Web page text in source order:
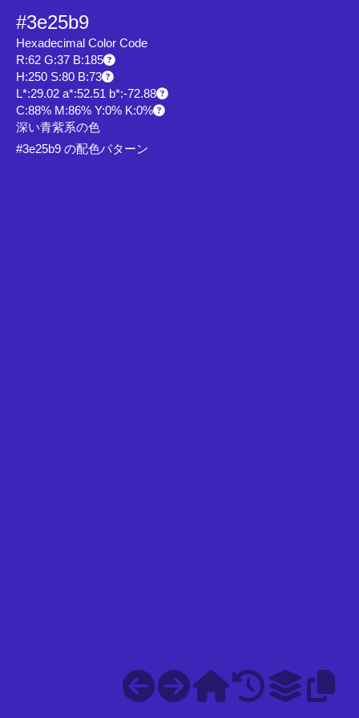
#3e25b9
Hexadecimal Color Code
R:62 G:37 B:185
H:250 S:80 B:73
L*:29.02 a*:52.51 b*:-72.88
C:88% M:86% Y:0% K:0%
深い青紫系の色
#3e25b9 の配色パターン